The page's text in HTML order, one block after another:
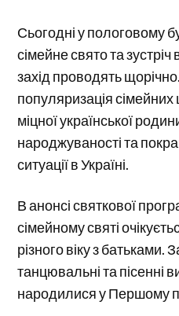
Сьогодні у пологовому
сімейне свято та зустріч
захід проводять
популяризація сімейних
міцної української
народжуваності та
ситуації в Україні.
В анонсі святкової
сімейному святі
різного віку з батьками.
танцювальні та пісенні
народилися у Першому